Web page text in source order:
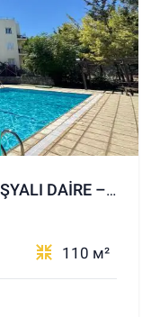
GİRNE ALSANCAK’TA 3+1 EŞYALI DAİRE – ORTAK HAVUZLU SİTE
110 м²